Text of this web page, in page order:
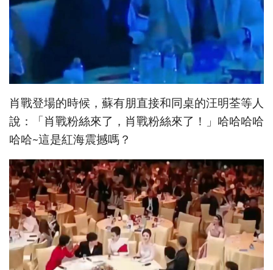
肖戰登場的時候，蘇有朋直接和同桌的汪明荃等人
說：「肖戰粉絲來了，肖戰粉絲來了！」哈哈哈哈
哈哈~這是紅海震撼嗎？